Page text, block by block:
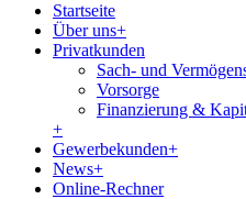
Startseite
Über uns+
Privatkunden
Sach- und
Vorsorge
Finanzierung &
+
Gewerbekunden+
News+
Online-Rechner